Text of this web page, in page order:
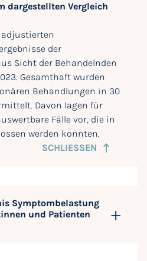
dargestellten Vergleich
adjustierten
der
Sicht der Behandelnden
Gesamthaft wurden
Behandlungen in 30
Davon lagen für
Fälle vor, die in
werden konnten.
SCHLIESSEN
Symptombelastung
und Patienten